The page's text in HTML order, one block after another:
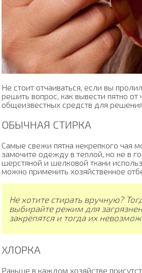
Не стоит отчаиваться, если вы
решить вопрос, как вывести пятно
общеизвестных средств для
ОБЫЧНАЯ СТИРКА
Самые свежи пятна некрепкого чая
замочите одежду в теплой, но не в
шерстяной и шелковой ткани
можно применить хозяйственное
Не хотите стирать вручную?
выбирайте режим для
закрепятся и тогда их
ХЛОРКА
Раньше в каждом хозяйстве